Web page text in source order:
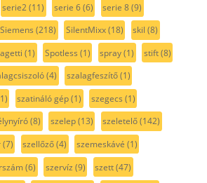
serie2(11) serie 6(6) serie 8(9)
Siemens (218) SilentMixx(18) skil (8)
(1) Spotless (1) spray(1) stift(8)
(4) szalagfeszítő(1)
szatináló gép(1) szegecs (1)
(8) szelep(13) szeletelő(142)
(7) szellőző(4) szemeskávé (1)
(6) szervíz (9) szett(47)